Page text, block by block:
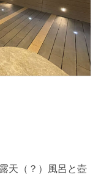
天（？）風呂と壺